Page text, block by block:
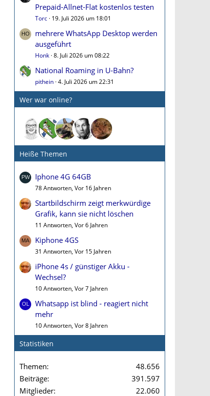
Prepaid-Allnet-Flat kostenlos testen
Torc 19. Juli 2026 um 18:01
mehrere WhatsApp Desktop werden
ausgeführt
Honk 8. Juli 2026 um 08:22
National Roaming in U-Bahn?
pithein 4. Juli 2026 um 22:31
Wer war online?
Heiße Themen
Iphone 4G 64GB
78 Antworten, Vor 16 Jahren
Startbildschirm zeigt merkwürdige
Grafik, kann sie nicht löschen
11 Antworten, Vor 6 Jahren
Kiphone 4GS
31 Antworten, Vor 15 Jahren
iPhone 4s / günstiger Akku -
Wechsel?
10 Antworten, Vor 7 Jahren
Whatsapp ist blind - reagiert nicht
mehr
10 Antworten, Vor 8 Jahren
Statistiken
Themen
48.656
Beiträge
391.597
Mitglieder
22.060